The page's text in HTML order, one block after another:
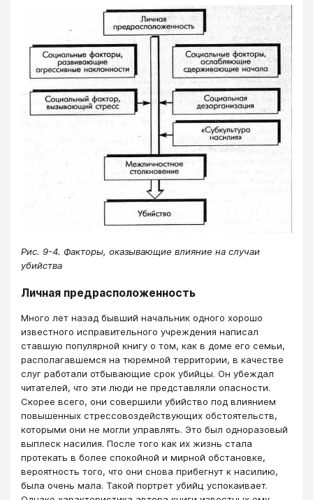
Рис. 9-4. Факторы, оказывающие влияние на случаи
убийства
Личная предрасположенность
Много лет назад бывший начальник одного хорошо
известного исправительного учреждения написал
ставшую популярной книгу о том, как в доме его семьи,
располагавшемся на тюремной территории, в качестве
слуг работали отбывающие срок убийцы. Он убеждал
читателей, что эти люди не представляли опасности.
Скорее всего, они совершили убийство под влиянием
повышенных стрессовоздействующих обстоятельств,
которыми они не могли управлять. Это был одноразовый
выплеск насилия. После того как их жизнь стала
протекать в более спокойной и мирной обстановке,
вероятность того, что они снова прибегнут к насилию,
была очень мала. Такой портрет убийц успокаивает.